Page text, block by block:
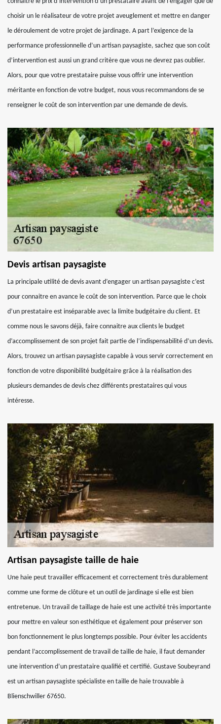
choisir un le réalisateur de votre projet aveuglement et mettre en danger
le déroulement de votre projet de jardinage. A part l’exigence de la
performance professionnelle d’un artisan paysagiste, sachez que son coût
d’intervention est aussi un grand critère que vous ne devrez pas oublier.
Alors, pour que votre prestataire puisse vous offrir une intervention
méritante en fonction de votre budget, nous vous recommandons de se
renseigner le coût de son intervention par une demande de devis.
Devis artisan paysagiste
La principale utilité de devis avant d’engager un artisan paysagiste c’est
pour connaitre en avance le coût de son intervention. Parce que le choix
d’un prestataire est inséparable avec la limite budgétaire du client. Et
comme nous le savons déjà, faire connaitre aux clients le budget
d’accomplissement de son projet fait partie de l’indispensabilité d’un devis.
Alors, trouvez un artisan paysagiste capable à vous servir correctement en
fonction de votre disponibilité budgétaire grâce à la réalisation des
plusieurs demandes de devis chez différents prestataires qui vous
intéresse.
Artisan paysagiste taille de haie
Une haie peut travailler efficacement et correctement très durablement
comme une forme de clôture et un outil de jardinage si elle est bien
entretenue. Un travail de taillage de haie est une activité très importante
pour mettre en valeur son esthétique et également pour préserver son
bon fonctionnement le plus longtemps possible. Pour éviter les accidents
pendant l’accomplissement de travail de taille de haie, il faut demander
une intervention d’un prestataire qualifié et certifié. Gustave Soubeyrand
est un artisan paysagiste spécialiste en taille de haie trouvable à
Blienschwiller 67650.